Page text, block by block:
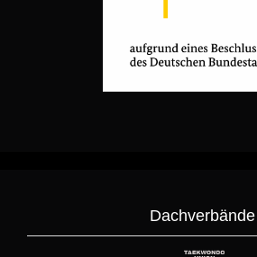
Dachverbände